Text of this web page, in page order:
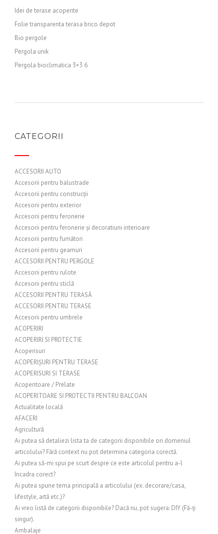
Idei de terase acoperite
Folie transparenta terasa brico depot
Bio pergole
Pergola unik
Pergola bioclimatica 3×3 6
CATEGORII
ACCESORII AUTO
Accesorii pentru balustrade
Accesorii pentru construcții
Accesorii pentru exterior
Accesorii pentru feronerie
Accesorii pentru feronerie și decoratiuni interioare
Accesorii pentru fumători
Accesorii pentru geamuri
ACCESORII PENTRU PERGOLE
Accesorii pentru rulote
Accesorii pentru sticlă
ACCESORII PENTRU TERASĂ
ACCESORII PENTRU TERASE
Accesorii pentru umbrele
ACOPERIRI
ACOPERIRI SI PROTECTIE
Acoperisuri
ACOPERIȘURI PENTRU TERASE
ACOPERISURI SI TERASE
Acoperitoare / Prelate
ACOPERITOARE SI PROTECTII PENTRU BALCOAN
Actualitate locală
AFACERI
Agricultură
Ai putea să detaliezi lista ta de categorii disponibile ori domeniul
articolului? Fără context nu pot determina categoria corectă.
Ai putea să-mi spui pe scurt despre ce este articolul pentru a-l
încadra corect?
Ai putea spune tema principală a articolului (ex. decorare/casa,
lifestyle, artă etc.)?
Ai vreo listă de categorii disponibile? Dacă nu, pot sugera: DIY (Fă-ți
singur).
Ambalaje